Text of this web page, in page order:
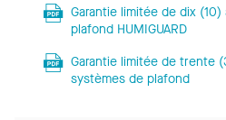
Garantie limitée de dix
plafond HUMIGUARD
Garantie limitée de trente
systèmes de plafond